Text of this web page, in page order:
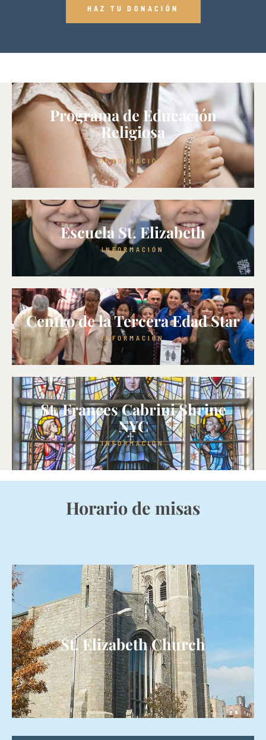
HAZ TU DONACIÓN
Programa de Educación
Religiosa
INFORMACIÓN
Escuela St. Elizabeth
INFORMACIÓN
Centro de la Tercera Edad Star
INFORMACIÓN
St. Frances Cabrini Shrine
NYC
INFORMACIÓN
Horario de misas
St. Elizabeth Church